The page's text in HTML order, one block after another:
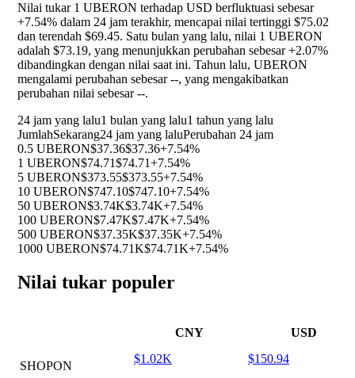
Nilai tukar 1 UBERON terhadap USD berfluktuasi sebesar
+7.54% dalam 24 jam terakhir, mencapai nilai tertinggi $75.02
dan terendah $69.45. Satu bulan yang lalu, nilai 1 UBERON
adalah $73.19, yang menunjukkan perubahan sebesar+2.07%
dibandingkan dengan nilai saat ini. Tahun lalu, UBERON
mengalami perubahan sebesar--, yang mengakibatkan
perubahan nilai sebesar--.
24 jam yang lalu1 bulan yang lalu1 tahun yang lalu
JumlahSekarang24 jam yang laluPerubahan 24 jam
0.5 UBERON$37.36$37.36+7.54%
1 UBERON$74.71$74.71+7.54%
5 UBERON$373.55$373.55+7.54%
10 UBERON$747.10$747.10+7.54%
50 UBERON$3.74K$3.74K+7.54%
100 UBERON$7.47K$7.47K+7.54%
500 UBERON$37.35K$37.35K+7.54%
1000 UBERON$74.71K$74.71K+7.54%
Nilai tukar populer
CNY USD
SHOPON
$1.02K $150.94